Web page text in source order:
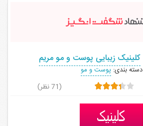
کلینیک زیبایی پوست و مو مریم
دسته بندی: پوست و مو
(71 نظر)